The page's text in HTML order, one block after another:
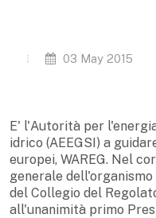
03 May 2015
E' l'Autorità per
idrico (AEEGSI) a
europei, WAREG. Nel
generale
del Collegio del
all'unanimità primo